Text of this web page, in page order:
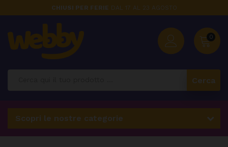
CHIUSI PER FERIE DAL 17 AL 23 AGOSTO
0
Cerca
Scopri le nostre categorie